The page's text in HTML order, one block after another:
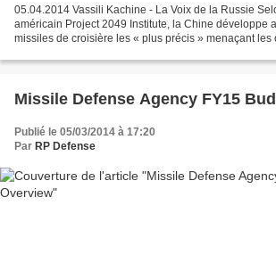
05.04.2014 Vassili Kachine - La Voix de la Russie
américain Project 2049 Institute, la Chine développe
missiles de croisière les « plus précis » menaçant les
Missile Defense Agency FY15
Publié le 05/03/2014 à 17:20
Par RP Defense